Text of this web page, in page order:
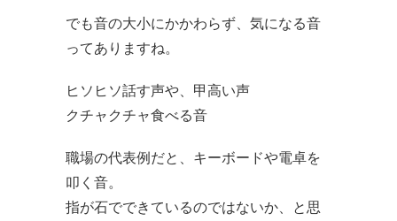
でも音の大小にかかわらず、気になる音
ってありますね。
ヒソヒソ話す声や、甲高い声
クチャクチャ食べる音
職場の代表例だと、キーボードや電卓を
叩く音。
指が石でできているのではないか、と思